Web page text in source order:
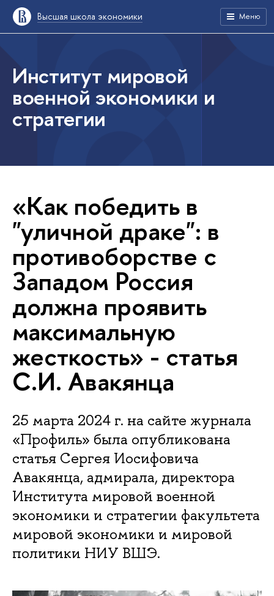
Высшая школа экономики Меню
Институт мировой
военной экономики и
стратегии
«Как победить в
"уличной драке": в
противоборстве с
Западом Россия
должна проявить
максимальную
жесткость» - статья
С.И. Авакянца
25 марта 2024 г. на сайте журнала
«Профиль» была опубликована
статья Сергея Иосифовича
Авакянца, адмирала, директора
Института мировой военной
экономики и стратегии факультета
мировой экономики и мировой
политики НИУ ВШЭ.